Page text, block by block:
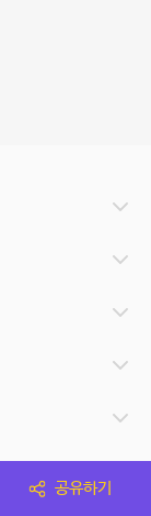
공유하기